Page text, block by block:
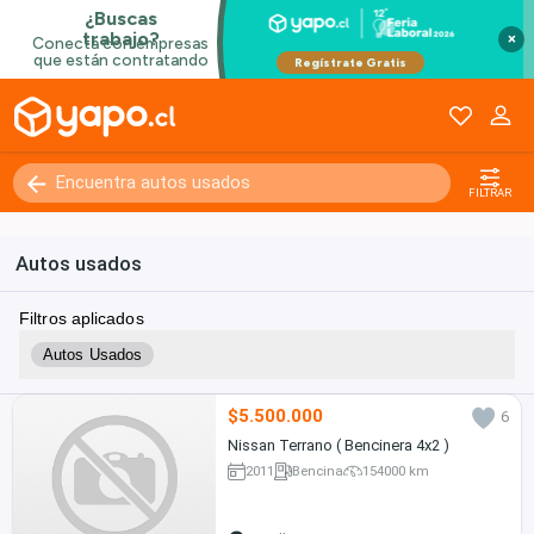
×
FILTRAR
Autos usados
Filtros aplicados
Autos Usados
$5.500.000
6
Nissan Terrano ( Bencinera 4x2 )
2011 Bencina 154000 km